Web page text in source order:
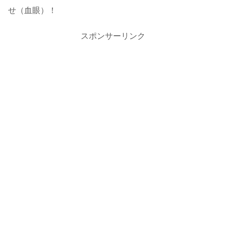
せ（血眼）！
スポンサーリンク